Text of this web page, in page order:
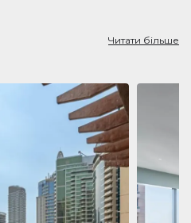
Читати більше